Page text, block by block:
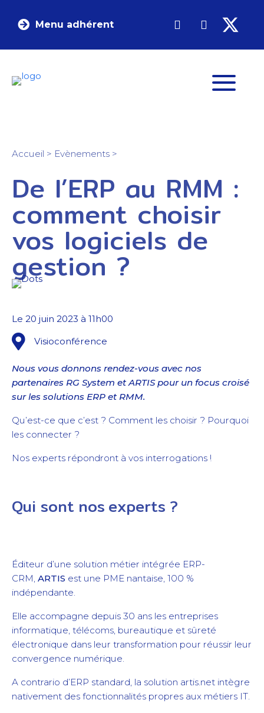
Menu adhérent
Accueil > Evènements >
De l’ERP au RMM :
comment choisir
vos logiciels de
gestion ?
Le 20 juin 2023 à 11h00
Visioconférence
Nous vous donnons rendez-vous avec nos
partenaires RG System et ARTIS pour un focus croisé
sur les solutions ERP et RMM.
Qu’est-ce que c’est ? Comment les choisir ? Pourquoi
les connecter ?
Nos experts répondront à vos interrogations !
Qui sont nos experts ?
Éditeur d’une solution métier intégrée ERP-
CRM, ARTIS est une PME nantaise, 100 %
indépendante.
Elle accompagne depuis 30 ans les entreprises
informatique, télécoms, bureautique et sûreté
électronique dans leur transformation pour réussir leur
convergence numérique.
A contrario d’ERP standard, la solution artis.net intègre
nativement des fonctionnalités propres aux métiers IT.